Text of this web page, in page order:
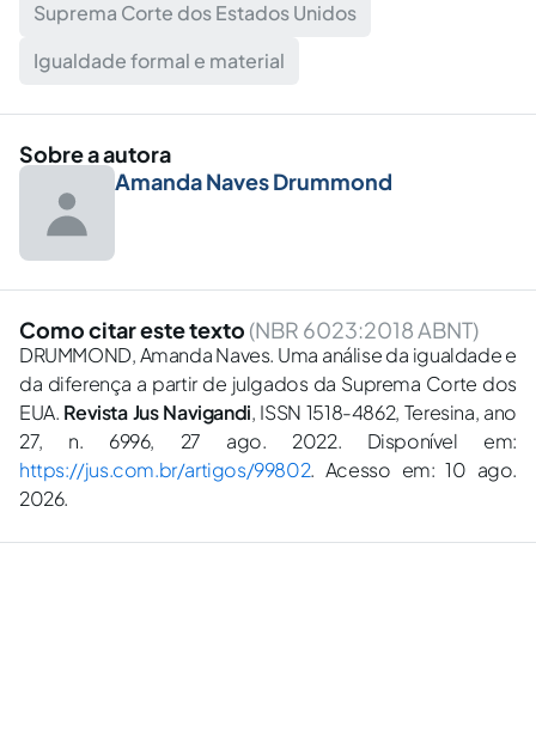
Suprema Corte dos Estados Unidos
Igualdade formal e material
Sobre a autora
Amanda Naves Drummond
Como citar este texto (NBR 6023:2018 ABNT)
DRUMMOND, Amanda Naves. Uma análise da igualdade e
da diferença a partir de julgados da Suprema Corte dos
EUA. Revista Jus Navigandi, ISSN 1518-4862, Teresina, ano
27, n. 6996, 27 ago. 2022. Disponível em:
https://jus.com.br/artigos/99802. Acesso em: 10 ago.
2026.